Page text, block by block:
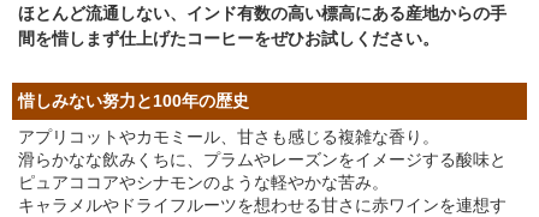
ほとんど流通しない、インド有数の高い標高にある産地からの手
間を惜しまず仕上げたコーヒーをぜひお試しください。
惜しみない努力と100年の歴史
アプリコットやカモミール、甘さも感じる複雑な香り。
滑らかなな飲みくちに、プラムやレーズンをイメージする酸味と
ピュアココアやシナモンのような軽やかな苦み。
キャラメルやドライフルーツを想わせる甘さに赤ワインを連想す